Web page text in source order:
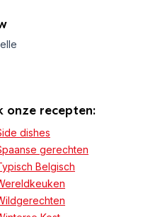
recepten:
dishes
gerechten
Belgisch